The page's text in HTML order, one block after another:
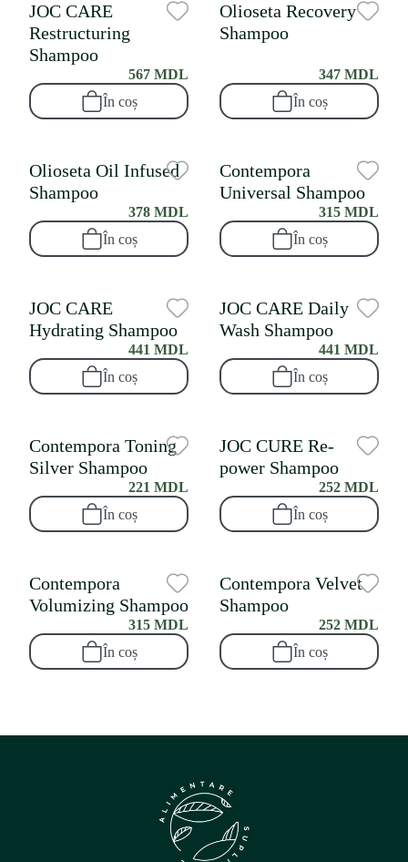
JOC CARE
Restructuring
Shampoo
567 MDL
În coș
Olioseta Recovery
Shampoo
347 MDL
În coș
Olioseta Oil Infused
Shampoo
378 MDL
În coș
Contempora
Universal Shampoo
315 MDL
În coș
JOC CARE
Hydrating Shampoo
441 MDL
În coș
JOC CARE Daily
Wash Shampoo
441 MDL
În coș
Contempora Toning
Silver Shampoo
221 MDL
În coș
JOC CURE Re-
power Shampoo
252 MDL
În coș
Contempora
Volumizing Shampoo
315 MDL
În coș
Contempora Velvet
Shampoo
252 MDL
În coș